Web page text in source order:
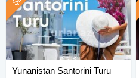
Yunanistan Santorini Turu